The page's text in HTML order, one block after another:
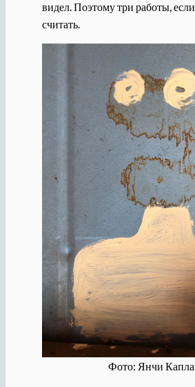
видел. Поэтому три работы,
считать.
Фото: Янчи